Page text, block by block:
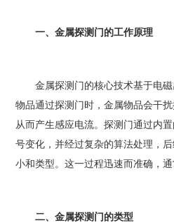
一、金属探测门的工作原理
金属探测门的核心技术基于电磁
物品通过探测门时，金属物品会干
从而产生感应电流。探测门通过内
号变化，并经过复杂的算法处理，
小和类型。这一过程迅速而准确，通
二、金属探测门的类型